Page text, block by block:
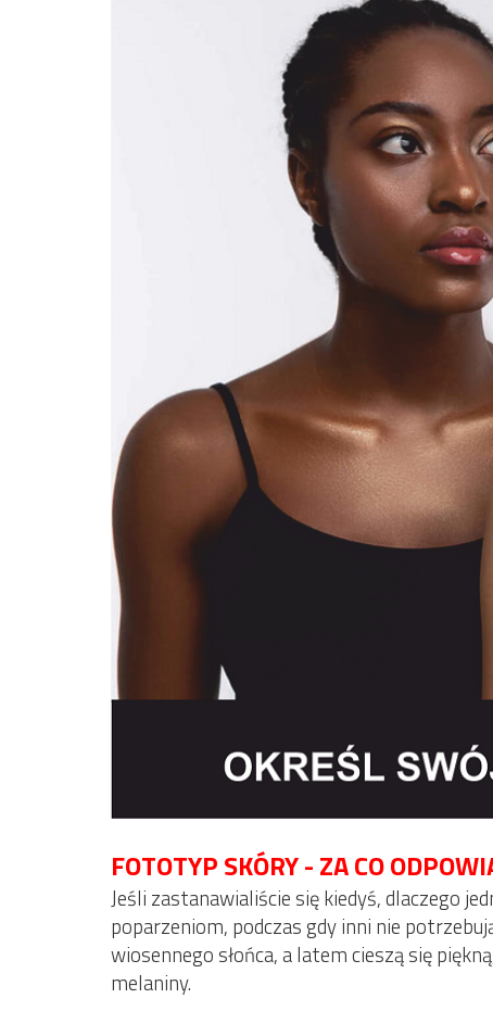
FOTOTYP SKÓRY - ZA CO
Jeśli zastanawialiście się kiedyś, dlaczego
poparzeniom, podczas gdy inni nie
wiosennego słońca, a latem cieszą się
melaniny.